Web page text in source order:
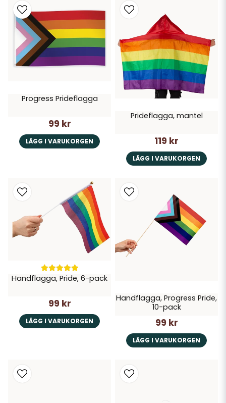
Progress Prideflagga
99 kr
LÄGG I VARUKORGEN
Prideflagga, mantel
119 kr
LÄGG I VARUKORGEN
Handflagga, Pride, 6-pack
99 kr
LÄGG I VARUKORGEN
Handflagga, Progress Pride,
10-pack
99 kr
LÄGG I VARUKORGEN